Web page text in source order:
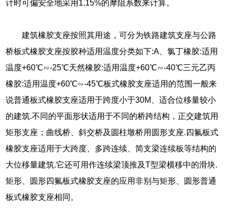
计时可偏安全地采用1.15%的摩阻系数来计算。
建筑橡胶支座按照其用途，可分为铁路建筑支座与公路
桥板式橡胶支座按胶种适用温度分类如下:A、氯丁橡胶:适用
温度+60℃∽-25℃天然橡胶:适用温度+60℃∽-40℃三元乙丙
橡胶:适用温度+60℃∽-45℃板式橡胶支座适用的范围一般来
说普通板式橡胶支座适用于跨度小于30M、适合位移量较小
的建筑.不同的平面形状适用于不同的桥跨结构，正交建筑用
矩形支座；曲线桥、斜交桥及圆柱墩桥用圆形支座.四氟板式
橡胶支座适用于大跨度、多跨连续、简支梁连续板等结构的
大位移量建筑.它还可用作连续梁顶推及T型梁横移中的滑块.
矩形、圆形四氟板式橡胶支座的应用非别与矩形、圆形普通
板式橡胶支座相同。